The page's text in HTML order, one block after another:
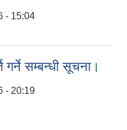
- 15:04
गर्ने सम्बन्धी सूचना।
- 20:19